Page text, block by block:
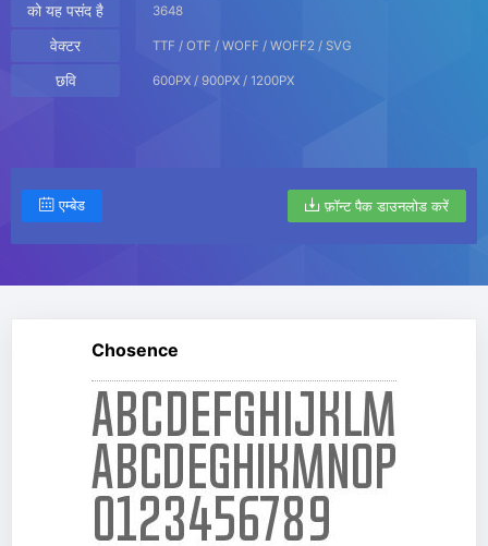
को यह पसंद है 3648
वेक्टर TTF / OTF / WOFF / WOFF2 / SVG
छवि 600PX / 900PX / 1200PX
एम्बेड फ़ॉन्ट पैक डाउनलोड करें
Chosence